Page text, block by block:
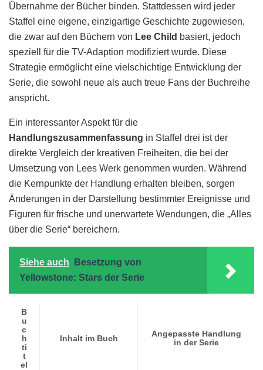
Übernahme der Bücher binden. Stattdessen wird jeder
Staffel eine eigene, einzigartige Geschichte zugewiesen,
die zwar auf den Büchern von Lee Child basiert, jedoch
speziell für die TV-Adaption modifiziert wurde. Diese
Strategie ermöglicht eine vielschichtige Entwicklung der
Serie, die sowohl neue als auch treue Fans der Buchreihe
anspricht.
Ein interessanter Aspekt für die
Handlungszusammenfassung in Staffel drei ist der
direkte Vergleich der kreativen Freiheiten, die bei der
Umsetzung von Lees Werk genommen wurden. Während
die Kernpunkte der Handlung erhalten bleiben, sorgen
Änderungen in der Darstellung bestimmter Ereignisse und
Figuren für frische und unerwartete Wendungen, die „Alles
über die Serie“ bereichern.
Siehe auch
Besetzung von
Yellowstone: Stars der Serie
B
u
c
h
ti
t
el
Inhalt im Buch
Angepasste Handlung
in der Serie